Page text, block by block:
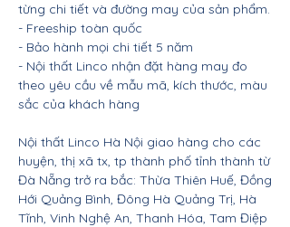
từng chi tiết và đường may của sản phẩm.
- Freeship toàn quốc
- Bảo hành mọi chi tiết 5 năm
- Nội thất Linco nhận đặt hàng may đo
theo yêu cầu về mẫu mã, kích thước, màu
sắc của khách hàng
Nội thất Linco Hà Nội giao hàng cho các
huyện, thị xã tx, tp thành phố tỉnh thành từ
Đà Nẵng trở ra bắc: Thừa Thiên Huế, Đồng
Hới Quảng Bình, Đông Hà Quảng Trị, Hà
Tĩnh, Vinh Nghệ An, Thanh Hóa, Tam Điệp